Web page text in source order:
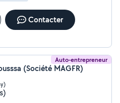
Contacter
Auto-entrepreneur
(Société MAGFR)